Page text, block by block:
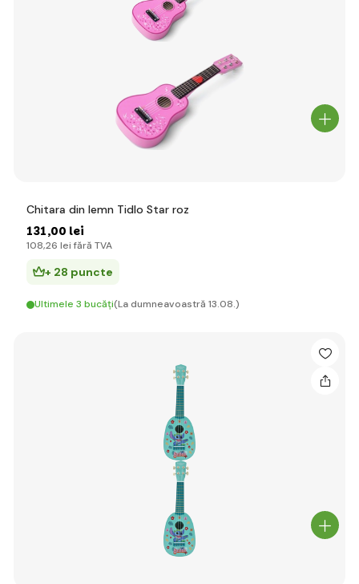
Chitara din lemn Tidlo Star roz
131,00 lei
108,26 lei fără TVA
+ 28 puncte
Ultimele 3 bucăți(La dumneavoastră 13.08.)